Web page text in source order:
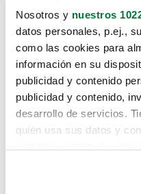
Nosotros y nuestros
datos personales, p.ej.,
como las cookies para
información en su
publicidad y contenido
publicidad y contenido,
desarrollo de servicios.
quién usa sus datos y
Lo sentimos,
te hemos
Pero puedes
buscando en alguno